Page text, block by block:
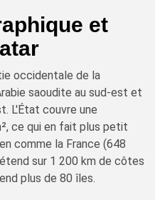
et
occidentale de la
saoudite au sud-est et
L'État couvre une
ce qui en fait plus petit
comme la France (648
sur 1 200 km de côtes
plus de 80 îles.